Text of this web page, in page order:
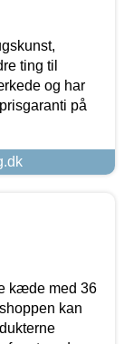
ting til
og har
på
kæde med 36
kan